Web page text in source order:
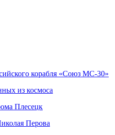
корабля «Союз МС-30»
из космоса
Плесецк
Перова